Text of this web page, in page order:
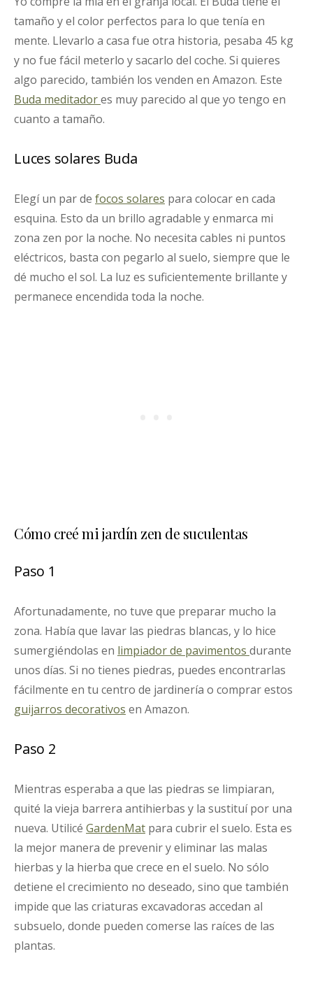
tamaño y el color perfectos para lo que tenía en
mente. Llevarlo a casa fue otra historia, pesaba 45 kg
y no fue fácil meterlo y sacarlo del coche. Si quieres
algo parecido, también los venden en Amazon. Este
Buda meditadores muy parecido al que yo tengo en
cuanto a tamaño.
Luces solares Buda
Elegí un par de focos solares para colocar en cada
esquina. Esto da un brillo agradable y enmarca mi
zona zen por la noche. No necesita cables ni puntos
eléctricos, basta con pegarlo al suelo, siempre que le
dé mucho el sol. La luz es suficientemente brillante y
permanece encendida toda la noche.
Cómo creé mi jardín zen de suculentas
Paso 1
Afortunadamente, no tuve que preparar mucho la
zona. Había que lavar las piedras blancas, y lo hice
sumergiéndolas en limpiador de pavimentos durante
unos días. Si no tienes piedras, puedes encontrarlas
fácilmente en tu centro de jardinería o comprar estos
guijarros decorativos en Amazon.
Paso 2
Mientras esperaba a que las piedras se limpiaran,
quité la vieja barrera antihierbas y la sustituí por una
nueva. Utilicé GardenMat para cubrir el suelo. Esta es
la mejor manera de prevenir y eliminar las malas
hierbas y la hierba que crece en el suelo. No sólo
detiene el crecimiento no deseado, sino que también
impide que las criaturas excavadoras accedan al
subsuelo, donde pueden comerse las raíces de las
plantas.